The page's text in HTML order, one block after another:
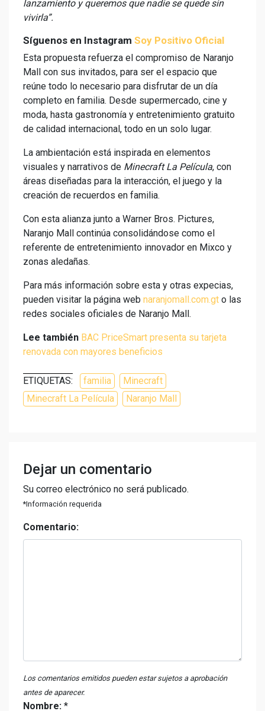
lanzamiento y queremos que nadie se quede sin
vivirla”.
Síguenos en Instagram Soy Positivo Oficial
Esta propuesta refuerza el compromiso de Naranjo
Mall con sus invitados, para ser el espacio que
reúne todo lo necesario para disfrutar de un día
completo en familia. Desde supermercado, cine y
moda, hasta gastronomía y entretenimiento gratuito
de calidad internacional, todo en un solo lugar.
La ambientación está inspirada en elementos
visuales y narrativos de Minecraft La Película, con
áreas diseñadas para la interacción, el juego y la
creación de recuerdos en familia.
Con esta alianza junto a Warner Bros. Pictures,
Naranjo Mall continúa consolidándose como el
referente de entretenimiento innovador en Mixco y
zonas aledañas.
Para más información sobre esta y otras expecias,
pueden visitar la página web naranjomall.com.gt o las
redes sociales oficiales de Naranjo Mall.
Lee también BAC PriceSmart presenta su tarjeta
renovada con mayores beneficios
ETIQUETAS: familia
Minecraft
Minecraft La Película
Naranjo Mall
Dejar un comentario
Su correo electrónico no será publicado.
*Información requerida
Comentario:
Los comentarios emitidos pueden estar sujetos a aprobación
antes de aparecer.
Nombre: *